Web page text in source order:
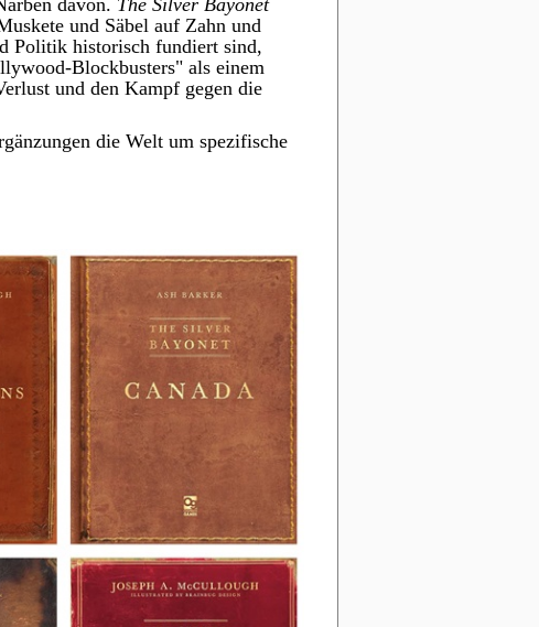
und Säbel auf Zahn und
Politik historisch fundiert sind,
Blockbusters" als einem
und den Kampf gegen die
die Welt um spezifische